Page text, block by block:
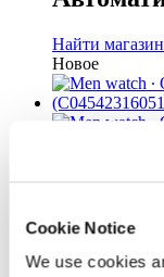
Cookie Notice
We use cookies
Найти магазин
Новое
DS-8
Мужские
Черный